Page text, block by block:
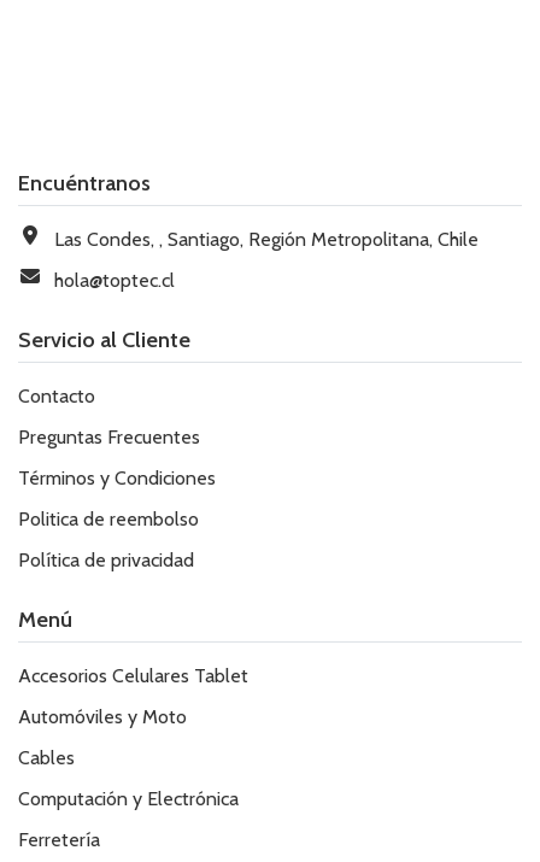
Encuéntranos
Las Condes, , Santiago, Región Metropolitana, Chile
hola@toptec.cl
Servicio al Cliente
Contacto
Preguntas Frecuentes
Términos y Condiciones
Politica de reembolso
Política de privacidad
Menú
Accesorios Celulares Tablet
Automóviles y Moto
Cables
Computación y Electrónica
Ferretería